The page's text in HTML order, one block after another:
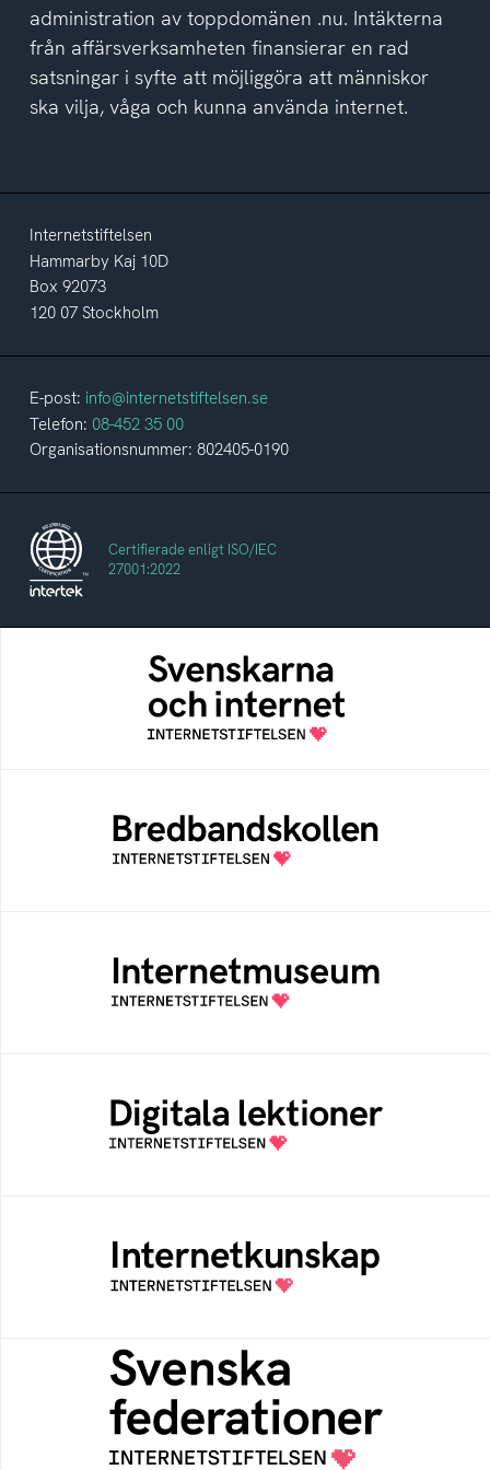
administration av toppdomänen .nu. Intäkterna
från affärsverksamheten finansierar en rad
satsningar i syfte att möjliggöra att människor
ska vilja, våga och kunna använda internet.
Internetstiftelsen
Hammarby Kaj 10D
Box 92073
120 07 Stockholm
E-post: info@internetstiftelsen.se
Telefon: 08-452 35 00
Organisationsnummer: 802405-0190
Certifierade enligt ISO/IEC
27001:2022
Svenskarna och internet
En årlig studie av svenska folkets
internetvanor
Bredbandskollen är ett oberoende
konsumentverktyg som drivs av
Internetstiftelsen
Ett digitalt museum som byggts, och kureras
av Internetstiftelsen
Öppen digital lärresurs med färdiga lektioner
för alla stadier i grundskolan
Samlad kunskap som hjälper dig att bli en
säker och medveten internetanvändare
Svenska federationer
Grunden för medlemskap i en sektors- eller
kontextspecifik federation